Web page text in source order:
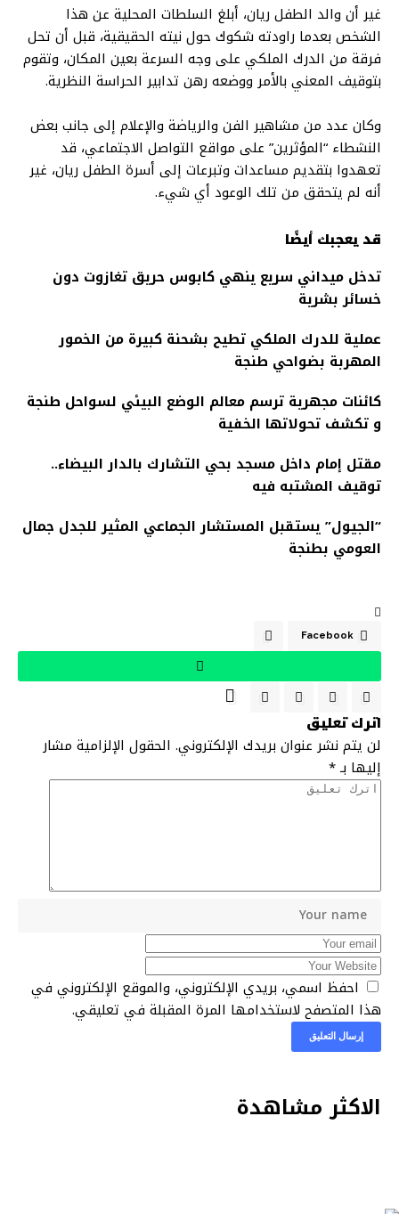
غير أن والد الطفل ريان، أبلغ السلطات المحلية عن هذا
الشخص بعدما راودته شكوك حول نيته الحقيقية، قبل أن تحل
فرقة من الدرك الملكي على وجه السرعة بعين المكان، وتقوم
بتوقيف المعني بالأمر ووضعه رهن تدابير الحراسة النظرية.
وكان عدد من مشاهير الفن والرياضة والإعلام إلى جانب بعض
النشطاء “المؤثرين” على مواقع التواصل الاجتماعي، قد
تعهدوا بتقديم مساعدات وتبرعات إلى أسرة الطفل ريان، غير
أنه لم يتحقق من تلك الوعود أي شيء.
قد يعجبك أيضًا
تدخل ميداني سريع ينهي كابوس حريق تغازوت دون
خسائر بشرية
عملية للدرك الملكي تطيح بشحنة كبيرة من الخمور
المهربة بضواحي طنجة
كائنات مجهرية ترسم معالم الوضع البيئي لسواحل طنجة
و تكشف تحولاتها الخفية
مقتل إمام داخل مسجد بحي التشارك بالدار البيضاء..
توقيف المشتبه فيه
“الجيول” يستقبل المستشار الجماعي المثير للجدل جمال
العومي بطنجة
Facebook
اترك تعليق
لن يتم نشر عنوان بريدك الإلكتروني. الحقول الإلزامية مشار
إليها بـ*
احفظ اسمي، بريدي الإلكتروني، والموقع الإلكتروني في
هذا المتصفح لاستخدامها المرة المقبلة في تعليقي.
الاكثر مشاهدة